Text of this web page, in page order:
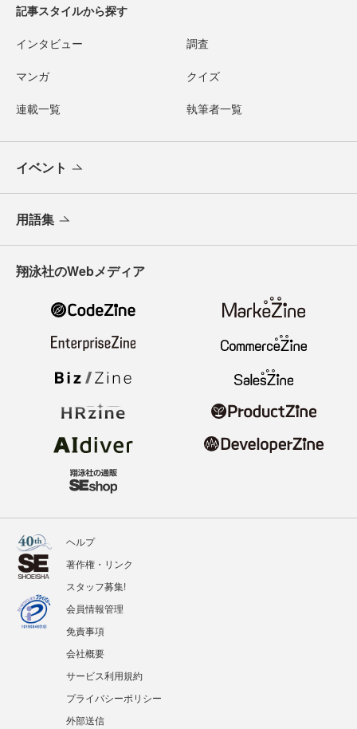
記事スタイルから探す
インタビュー 調査
マンガ クイズ
連載一覧 執筆者一覧
イベント
用語集
翔泳社のWebメディア
ヘルプ
著作権・リンク
スタッフ募集!
会員情報管理
免責事項
会社概要
サービス利用規約
プライバシーポリシー
外部送信